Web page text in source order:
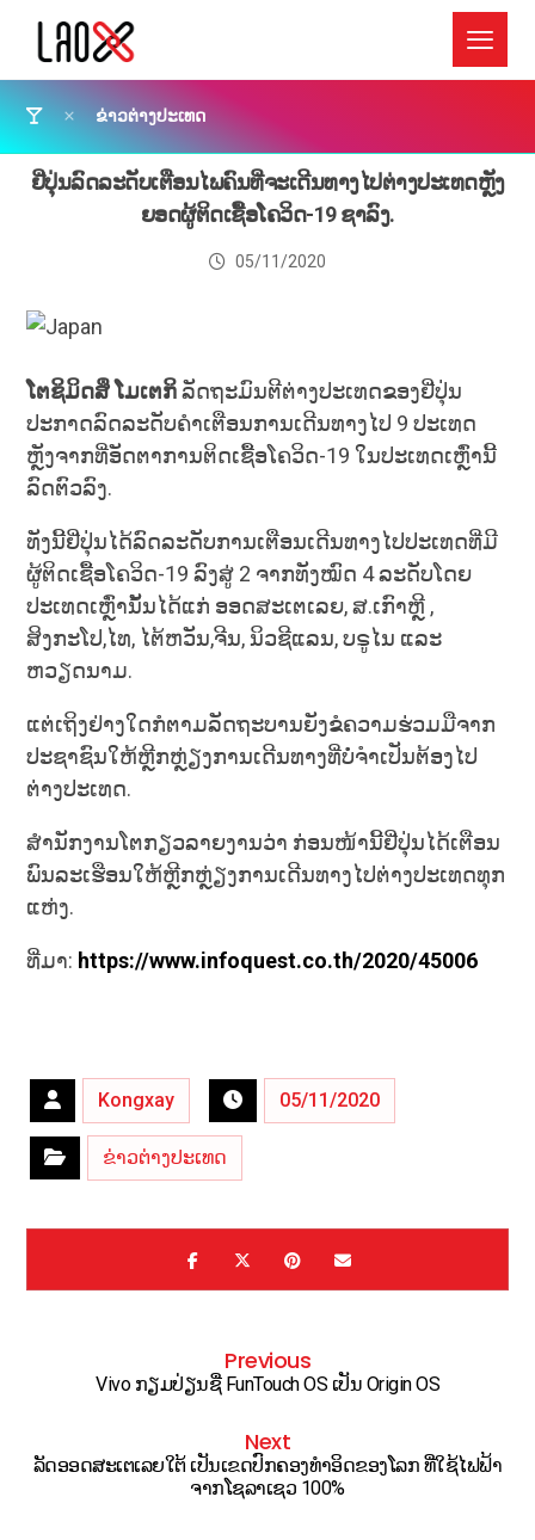
ຂ່າວຕ່າງປະເທດ
ຢີ່ປຸ່ນລົດລະດັບເຕືອນໄພຄົນທີ່ຈະເດີນທາງໄປຕ່າງປະເທດຫຼັງ
ຍອດຜູ້ຕິດເຊື້ອໂຄວິດ-19 ຊາລົງ.
05/11/2020
ໂຕຊິມິດສຶ ໂມເຕກິລັດຖະມົນຕີຕ່າງປະເທດຂອງຢີ່ປຸ່ນ
ປະກາດລົດລະດັບຄຳເຕືອນການເດີນທາງໄປ 9 ປະເທດ
ຫຼັງຈາກທີ່ອັດຕາການຕິດເຊື້ອໂຄວິດ-19 ໃນປະເທດເຫຼົ່ານີ້
ລົດຕົວລົງ.
ທັງນີ້ຢີ່ປຸ່ນໄດ້ລົດລະດັບການເຕືອນເດີນທາງໄປປະເທດທີ່ມີ
ຜູ້ຕິດເຊື້ອໂຄວິດ-19 ລົງສູ່ 2 ຈາກທັງໝົດ 4 ລະດັບໂດຍ
ປະເທດເຫຼົ່ານັ້ນໄດ້ແກ່ ອອດສະເຕເລຍ, ສ.ເກົາຫຼີ ,
ສິງກະໂປ,ໄທ, ໄຕ້ຫວັນ,​ຈີນ, ນິວຊີແລນ, ບຣູໄນ ແລະ
ຫວຽດນາມ.
ແຕ່ເຖິງຢ່າງໃດກໍຕາມລັດຖະບານຍັງຂໍຄວາມຮ່ວມມືຈາກ
ປະຊາຊົນໃຫ້ຫຼີກຫຼ່ຽງການເດີນທາງທີ່ບໍ່ຈຳເປັນຕ້ອງໄປ
ຕ່າງປະເທດ.
ສຳນັກງານໂຕກຽວລາຍງານວ່າ ກ່ອນໜ້ານີ້ຢີ່ປຸ່ນໄດ້ເຕືອນ
ພົນລະເຮືອນໃຫ້ຫຼີກຫຼ່ຽງການເດີນທາງໄປຕ່າງປະເທດທຸກ
ແຫ່ງ.
ທີ່ມາ: https://www.infoquest.co.th/2020/45006
Kongxay 05/11/2020
ຂ່າວຕ່າງປະເທດ
Previous
Vivo ກຽມປ່ຽນຊື່ FunTouch OS ເປັນ Origin OS
Next
ລັດອອດສະເຕເລຍໃຕ້ ເປັນເຂດປົກຄອງທຳອິດຂອງໂລກ ທີ່ໃຊ້ໄຟຟ້າ
ຈາກໂຊລາເຊວ 100%